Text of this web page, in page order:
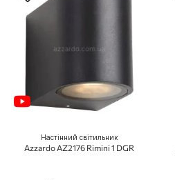
Настінний світильник
Azzardo AZ2176 Rimini 1 DGR